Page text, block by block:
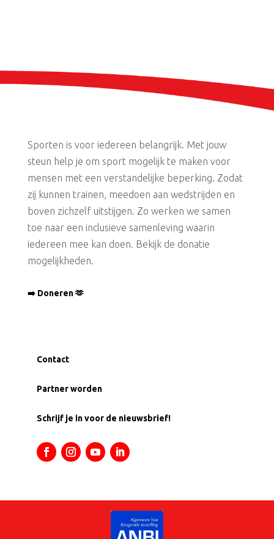
Sporten is voor iedereen belangrijk. Met jouw
steun help je om sport mogelijk te maken voor
mensen met een verstandelijke beperking. Zodat
zij kunnen trainen, meedoen aan wedstrijden en
boven zichzelf uitstijgen. Zo werken we samen
toe naar een inclusieve samenleving waarin
iedereen mee kan doen. Bekijk de donatie
mogelijkheden.
➡️ Doneren 🫶
Contact
Partner worden
Schrijf je in voor de nieuwsbrief!